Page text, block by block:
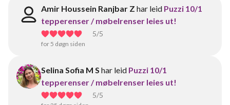
Amir Houssein Ranjbar Z har leid Puzzi 10/1
tepperenser / møbelrenser leies ut!
5/5
for 5 døgn siden
Selina Sofia M S har leid Puzzi 10/1
tepperenser / møbelrenser leies ut!
5/5